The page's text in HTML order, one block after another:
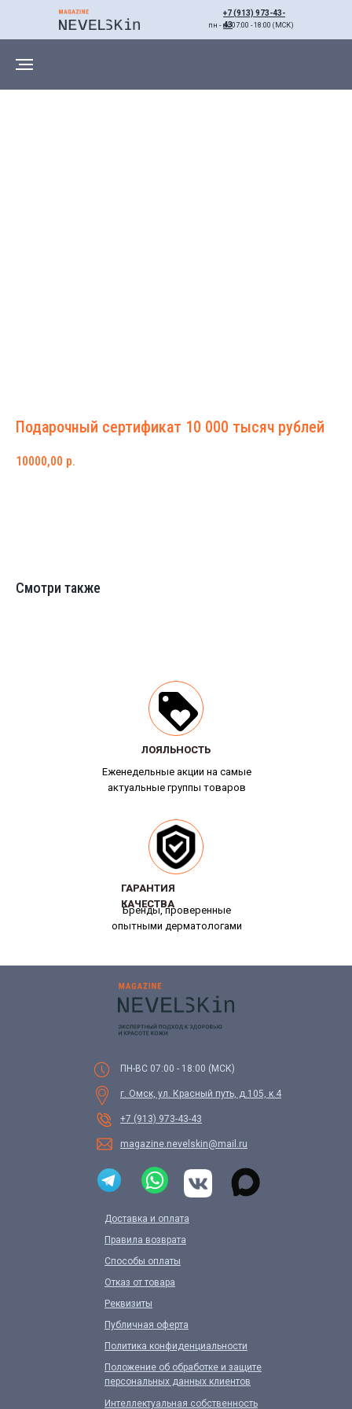
+7 (913) 973-43-
43
пн - вс 07:00 - 18:00 (МСК)
Подарочный сертификат 10 000 тысяч рублей
10000,00 р.
Смотри также
Еженедельные акции на самые
актуальные группы товаров
ЛОЯЛЬНОСТЬ
ЛОЯЛЬНОСТЬ
Бренды, проверенные
опытными дерматологами
ГАРАНТИЯ
КАЧЕСТВА
ГАРАНТИЯ
КАЧЕСТВА
г. Омск, ул. Красный путь, д.105, к.4
+7 (913) 973-43-43
magazine.nevelskin@mail.ru
Политика конфиденциальности
Отказ от товара
Реквизиты
Способы оплаты
Положение об обработке и защите
персональных данных клиентов
Интеллектуальная собственность
Публичная оферта
Доставка и оплата
Правила возврата
ПН-ВС 07:00 - 18:00 (МСК)